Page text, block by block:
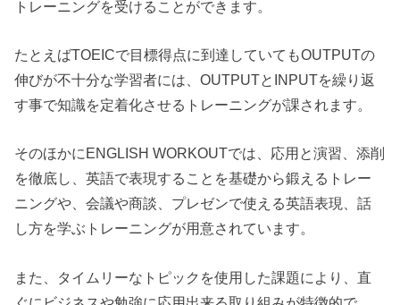
トレーニングを受けることができます。
たとえばTOEICで目標得点に到達していてもOUTPUTの
伸びが不十分な学習者には、OUTPUTとINPUTを繰り返
す事で知識を定着化させるトレーニングが課されます。
そのほかにENGLISH WORKOUTでは、応用と演習、添削
を徹底し、英語で表現することを基礎から鍛えるトレー
ニングや、会議や商談、プレゼンで使える英語表現、話
し方を学ぶトレーニングが用意されています。
また、タイムリーなトピックを使用した課題により、直